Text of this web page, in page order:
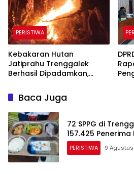
PERISTIWA
Kebakaran Hutan
Jatiprahu Trenggalek
Berhasil Dipadamkan,
SulitBaca Juga
72 SPPG di
157.425
PERISTIWA 9